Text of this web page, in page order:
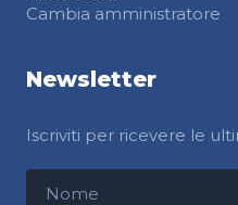
Cambia amministratore
Newsletter
Iscriviti per ricevere le
Nome